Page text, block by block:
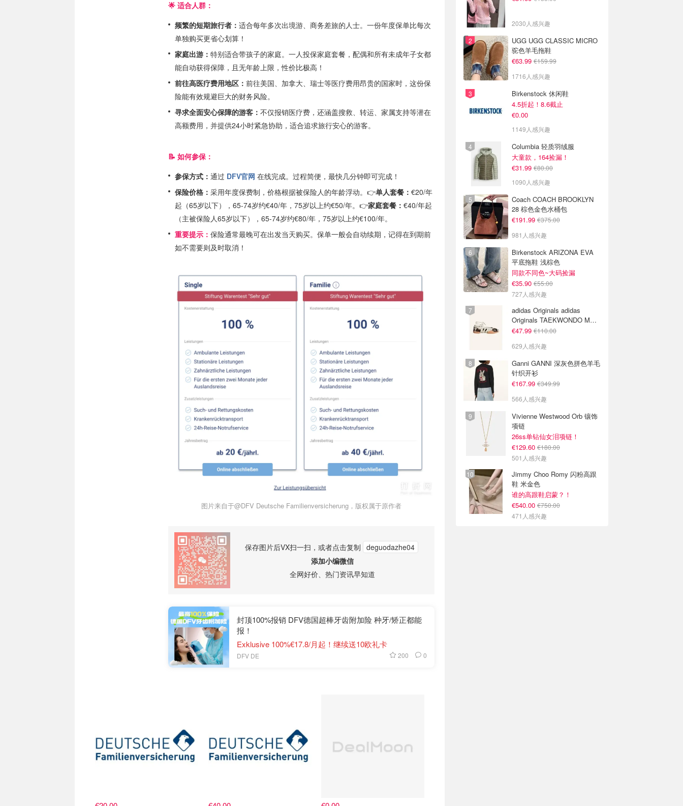
🌟 适合人群：
频繁的短期旅行者： 适合每年多次出境游、商务差旅的人士。一份年度保单比每次
单独购买更省心划算！
家庭出游： 特别适合带孩子的家庭。一人投保家庭套餐，配偶和所有未成年子女都
能自动获得保障，且无年龄上限，性价比极高！
前往高医疗费用地区： 前往美国、加拿大、瑞士等医疗费用昂贵的国家时，这份保
险能有效规避巨大的财务风险。
寻求全面安心保障的游客： 不仅报销医疗费，还涵盖搜救、转运、家属支持等潜在
高额费用，并提供24小时紧急协助，适合追求旅行安心的游客。
📝 如何参保：
参保方式： 通过 DFV官网 在线完成。过程简便，最快几分钟即可完成！
保险价格： 采用年度保费制，价格根据被保险人的年龄浮动。👉单人套餐： €20/年
起（65岁以下），65-74岁约€40/年，75岁以上约€50/年。👉家庭套餐： €40/年起
（主被保险人65岁以下），65-74岁约€80/年，75岁以上约€100/年。
重要提示： 保险通常最晚可在出发当天购买。保单一般会自动续期，记得在到期前
如不需要则及时取消！
图片来自于@DFV Deutsche Familienversicherung，版权属于原作者
保存图片后VX扫一扫，或者点击复制 deguodazhe04
添加小编微信
全网好价、热门资讯早知道
封顶100%报销 DFV德国超棒牙齿附加险 种牙/矫正都能
报！
Exklusive 100%€17.8/月起！继续送10欧礼卡
DFV DE 200 0
2030人感兴趣
UGG UGG CLASSIC MICRO
驼色羊毛拖鞋
€63.99 €159.99
1716人感兴趣
Birkenstock 休闲鞋
4.5折起！8.6截止
€0.00
1149人感兴趣
Columbia 轻质羽绒服
大童款，164捡漏！
€31.99 €80.00
1090人感兴趣
Coach COACH BROOKLYN
28 棕色金色水桶包
€191.99 €375.00
981人感兴趣
Birkenstock ARIZONA EVA
平底拖鞋 浅棕色
同款不同色~大码捡漏
€35.90 €55.00
727人感兴趣
adidas Originals adidas
Originals TAEKWONDO MEI
芭蕾鞋 棕色米色
€47.99 €110.00
629人感兴趣
Ganni GANNI 深灰色拼色羊毛
针织开衫
€167.99 €349.99
566人感兴趣
Vivienne Westwood Orb 镶饰
项链
26ss单钻仙女泪项链！
€129.60 €180.00
501人感兴趣
Jimmy Choo Romy 闪粉高跟
鞋 米金色
谁的高跟鞋启蒙？！
€540.00 €750.00
471人感兴趣